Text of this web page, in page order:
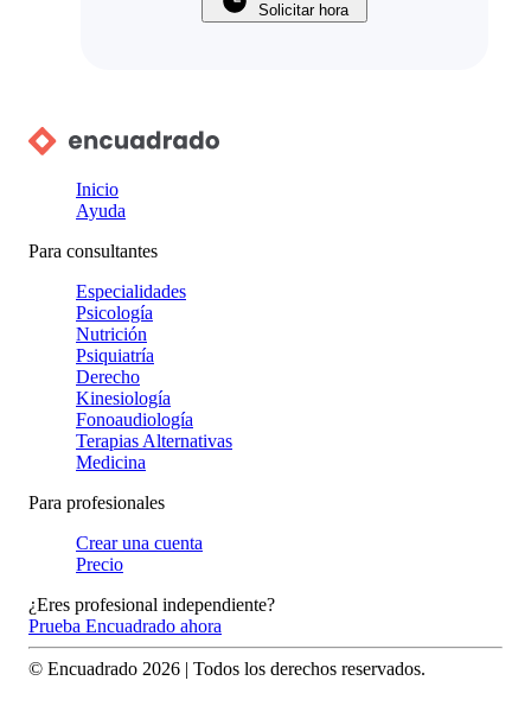
Solicitar hora
Inicio
Ayuda
Para consultantes
Especialidades
Psicología
Nutrición
Psiquiatría
Derecho
Kinesiología
Fonoaudiología
Terapias Alternativas
Medicina
Para profesionales
Crear una cuenta
Precio
¿Eres profesional independiente?
Prueba Encuadrado ahora
© Encuadrado 2026 | Todos los derechos reservados.